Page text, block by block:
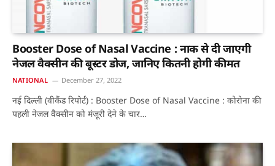
Booster Dose of Nasal Vaccine : नाक से दी जाएगी
नेजल वैक्सीन की बूस्टर डोज, जानिए कितनी होगी कीमत
NATIONAL December 27, 2022
नई दिल्ली (वीकैंड रिपोर्ट) : Booster Dose of Nasal Vaccine : कोरोना की
पहली नेजल वैक्सीन को मंजूरी देने के चार…